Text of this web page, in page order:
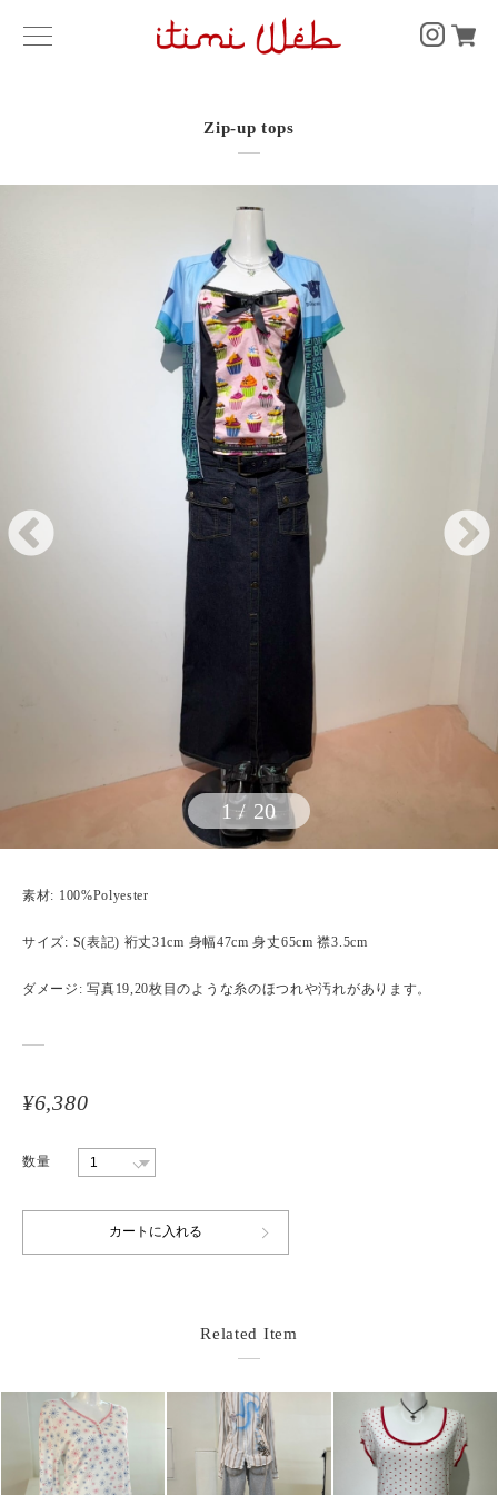
Zip-up tops
1/ 20
素材: 100%Polyester
サイズ: S(表記) 裄丈31cm 身幅47cm 身丈65cm 襟3.5cm
ダメージ: 写真19,20枚目のような糸のほつれや汚れがあります。
¥6,380
数量
Related Item